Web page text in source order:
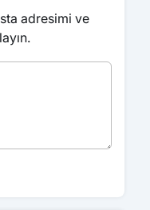
adresimi ve